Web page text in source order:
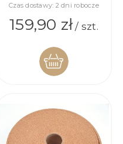
Czas dostawy: 2 dni robocze
159,90 zł/ szt.
KOSZYKA